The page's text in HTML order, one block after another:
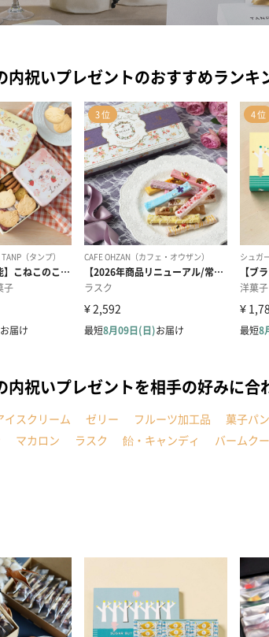
祝いプレゼントのおすすめランキ
祝いプレゼントを相手の好みに合
イスクリーム ゼリー フルーツ加工品
菓子パン
マカロン ラスク 飴・キャンディ
バームク